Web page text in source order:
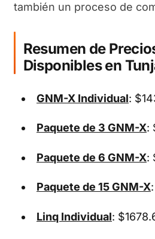
también un proceso de
Resumen de
Disponibles en
GNM-X Individual:
Paquete de 3 GNM-X:
Paquete de 6 GNM-X:
Paquete de 15 GNM-X
Linq Individual: